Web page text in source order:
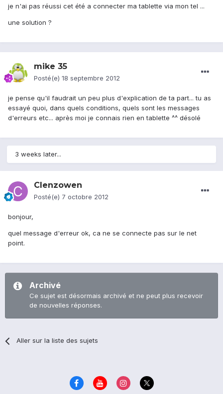
je n'ai pas réussi cet été a connecter ma tablette via mon tel ...
une solution ?
mike 35
Posté(e) 18 septembre 2012
je pense qu'il faudrait un peu plus d'explication de ta part... tu as
essayé quoi, dans quels conditions, quels sont les messages
d'erreurs etc... après moi je connais rien en tablette ^^ désolé
3 weeks later...
Clenzowen
Posté(e) 7 octobre 2012
bonjour,
quel message d'erreur ok, ca ne se connecte pas sur le net
point.
Archivé
Ce sujet est désormais archivé et ne peut plus recevoir
de nouvelles réponses.
Aller sur la liste des sujets